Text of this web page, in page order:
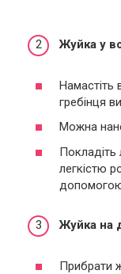
Жуйка у
гребінця
Можна
Покладіть
легкістю
допомогою
Жуйка на
Прибрати